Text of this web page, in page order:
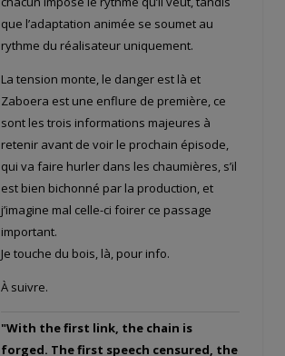
que l’adaptation animée se soumet au
rythme du réalisateur uniquement.
La tension monte, le danger est là et
Zaboera est une enflure de première, ce
sont les trois informations majeures à
retenir avant de voir le prochain épisode,
qui va faire hurler dans les chaumières, s’il
est bien bichonné par la production, et
j’imagine mal celle-ci foirer ce passage
important.
Je touche du bois, là, pour info.
À suivre.
"With the first link, the chain is
forged. The first speech censured, the